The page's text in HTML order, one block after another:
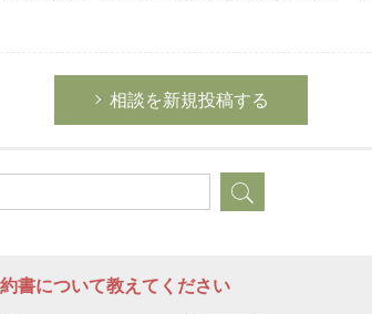
相談を新規投稿する
書について教えてください